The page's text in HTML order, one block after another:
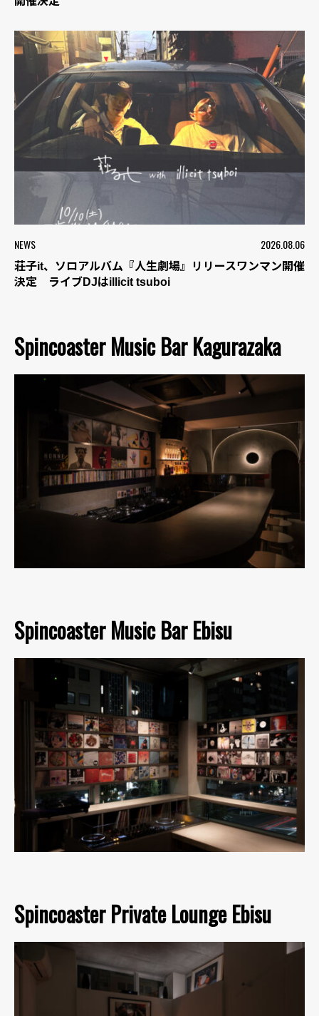
NEWS 2026.08.06
荘子it、ソロアルバム『人生劇場』リリースワンマン開催
決定 ライブDJはillicit tsuboi
Spincoaster Music Bar Kagurazaka
Spincoaster Music Bar Ebisu
Spincoaster Private Lounge Ebisu